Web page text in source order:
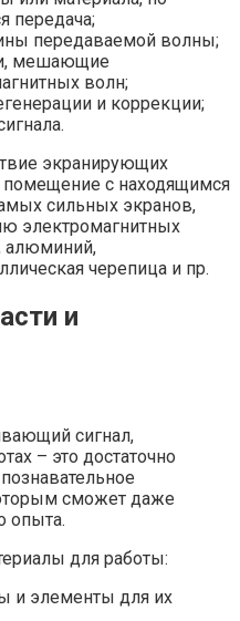
передача;
передаваемой волны;
мешающие
волн;
и коррекции;
экранирующих
с находящимся
сильных экранов,
электромагнитных
алюминий,
черепица и пр.
и
сигнал,
– это достаточно
сможет даже
опыта.
для работы:
и элементы для их